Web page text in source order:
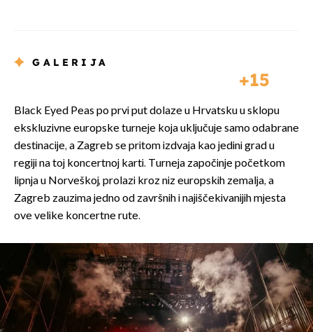
GALERIJA
15
Black Eyed Peas po prvi put dolaze u Hrvatsku u sklopu
ekskluzivne europske turneje koja uključuje samo odabrane
destinacije, a Zagreb se pritom izdvaja kao jedini grad u
regiji na toj koncertnoj karti. Turneja započinje početkom
lipnja u Norveškoj, prolazi kroz niz europskih zemalja, a
Zagreb zauzima jedno od završnih i najiščekivanijih mjesta
ove velike koncertne rute.